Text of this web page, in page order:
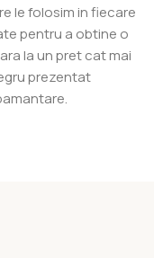
le folosim in fiecare
pentru a obtine o
la un pret cat mai
prezentat